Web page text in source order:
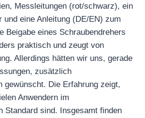
Messleitungen (rot/schwarz), ein
und eine Anleitung (DE/EN) zum
Beigabe eines Schraubendrehers
praktisch und zeugt von
Allerdings hätten wir uns, gerade
zusätzlich
gewünscht. Die Erfahrung zeigt,
Anwendern im
Standard sind. Insgesamt finden